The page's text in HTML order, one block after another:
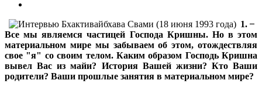
1. ̶
Все мы являемся частицей Господа Кришны. Но в этом
материальном мире мы забываем об этом, отождествляя
свое "я" со своим телом. Каким образом Господь Кришна
вывел Вас из майи? История Вашей жизни? Кто Ваши
родители? Ваши прошлые занятия в материальном мире?